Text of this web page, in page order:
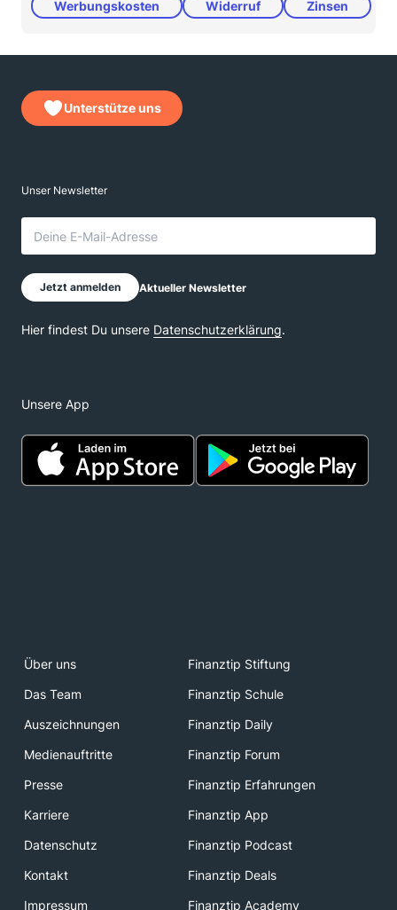
Werbungskosten
Widerruf Zinsen
Unterstütze uns
Unsere App
Über uns
Finanztip Stiftung
Das Team
Finanztip Schule
Auszeichnungen
Finanztip Daily
Medienauftritte
Finanztip Forum
Presse
Finanztip Erfahrungen
Karriere
Finanztip App
Datenschutz
Finanztip Podcast
Kontakt
Finanztip Deals
Impressum
Finanztip Academy